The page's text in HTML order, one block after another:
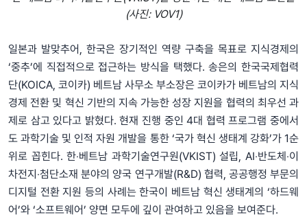
(사진: VOV1)
일본과 발맞추어, 한국은 장기적인 역량 구축을 목표로 지식경제의
‘중추’에 직접적으로 접근하는 방식을 택했다. 송은의 한국국제협력
단(KOICA, 코이카) 베트남 사무소 부소장은 코이카가 베트남의 지식
경제 전환 및 혁신 기반의 지속 가능한 성장 지원을 협력의 최우선 과
제로 삼고 있다고 밝혔다. 현재 진행 중인 4대 협력 프로그램 중에서
도 과학기술 및 인적 자원 개발을 통한 ‘국가 혁신 생태계 강화’가 1순
위로 꼽힌다. 한‧베트남 과학기술연구원(VKIST) 설립, AI‧반도체‧이
차전지‧첨단소재 분야의 양국 연구개발(R&D) 협력, 공공행정 부문의
디지털 전환 지원 등의 사례는 한국이 베트남 혁신 생태계의 ‘하드웨
어’와 ‘소프트웨어’ 양면 모두에 깊이 관여하고 있음을 보여준다.